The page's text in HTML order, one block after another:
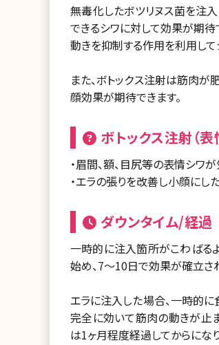
無毒化したボツリヌス菌を注入
できるシワに対して効果が期待
動きを抑制する作用を利用して
また、ボトックス注射は筋肉
顔効果が期待できます。
ボトックス注射（
・眉間、額、目尻等の表情シワ
・エラの張りを改善し小顔にし
ダウンタイム/経過
一時的に注入箇所がこわばる
始め、7～10日で効果が確立さ
エラに注入した場合、一時的に
完全に効いて筋肉の動きが止
は1ヶ月程度経過してからになり